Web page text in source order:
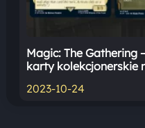
Magic: The Gathering
karty kolekcjonerskie
2023-10-24